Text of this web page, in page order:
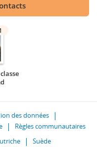
des données
Règles communautaires
Suède